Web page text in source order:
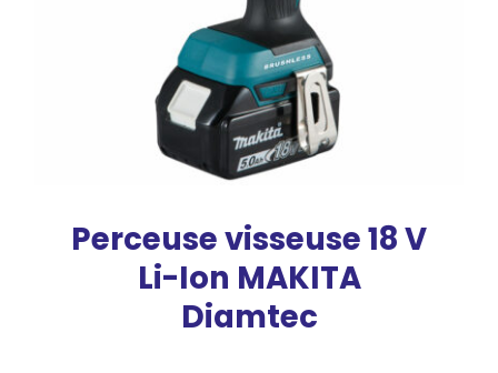
Perceuse visseuse 18 V
Li-Ion MAKITA
Diamtec